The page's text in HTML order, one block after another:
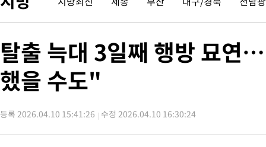
-9861초 전 >
이군이 불법 군시설 건설한 레바논 남부에서 레바논군 3명 폭발
-6979초 전 >[속보]美중부 사령관, 이스라엘 긴급방문 다중화된 전선 상황 논
언론 누출”
-5012초 전 > ‘축구의 신’ 아르헨티나 축구 선수 메시의 부친 지병 별세
-4987초 전 >
“美 이란전 무기 소진…북한과 분쟁시 주한 미군 취약해질 수 있
-19608초 전 >'여긴 20도, 저긴 50도'…열화상 카메라로 본 폭염 저감시설 '
-12673초 전 >튀르키예 외무장관, "메카 3국 방위협정은 이란이 목표 아냐 "
-9881초 전 >이군이 불법 군시설 건설한 레바논 남부에서 레바논군 3명 폭발
탈출 늑대 3일째 행방 묘연
했을 수도"
등록 2026.04.10 15:41:26 수정 2026.04.10 16:30:24